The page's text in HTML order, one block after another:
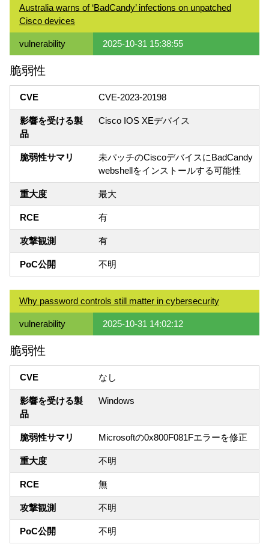
Australia warns of ‘BadCandy’ infections on unpatched
Cisco devices
vulnerability 2025-10-31 15:38:55
脆弱性
CVE CVE-2023-20198
影響を受ける製
品
Cisco IOS XEデバイス
脆弱性サマリ
未パッチのCiscoデバイスにBadCandy
webshellをインストールする可能性
重大度 最大
RCE 有
攻撃観測 有
PoC公開 不明
Why password controls still matter in cybersecurity
vulnerability 2025-10-31 14:02:12
脆弱性
CVE なし
影響を受ける製
品
Windows
脆弱性サマリ Microsoftの0x800F081Fエラーを修正
重大度 不明
RCE 無
攻撃観測 不明
PoC公開 不明